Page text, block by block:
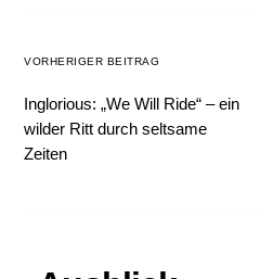
VORHERIGER BEITRAG
Inglorious: „We Will Ride“ – ein
wilder Ritt durch seltsame
Zeiten